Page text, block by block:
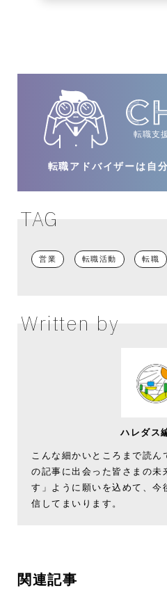
転職支
転職アドバイザーは 自
TAG
営業 転職活動 転職
Written by
ハレダス
こんな細かいところまで読ん
の記事に出会った皆さまの未
す」ように願いを込めて、今
信してまいります。
関連記事